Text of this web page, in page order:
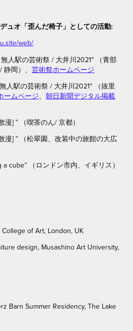
ュオ「歪んだ椅子」としての活動:
web/
人駅の芸術祭 / 大井川2021"
（青部
静岡）、芸術祭ホームページ
人駅の芸術祭 / 大井川2021"
（抜里
ームページ、朝日新聞デジタル掲載
] ” （喫茶のん/ 京都）
漫] ” （松翠園、改装中の旅館の大広
cube” （ロンドン市内、イギリス）
of Art, London, UK
design, Musashino Art University,
Barn Summer Residency, The Lake